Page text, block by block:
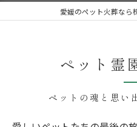
愛媛のペット火葬なら
ペット霊
ペットの魂と思い